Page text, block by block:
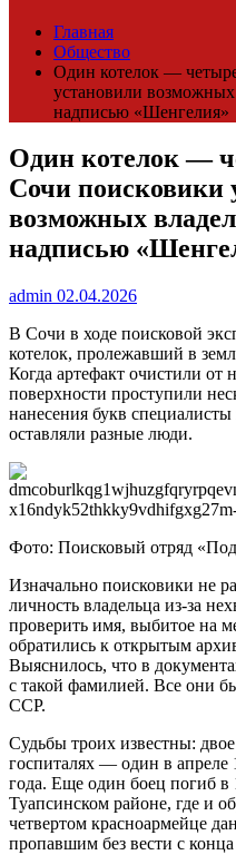
Главная
Общество
Один котелок —
установили
надписью «Шенгелия»
Один котелок —
Сочи поисковики
возможных
надписью
admin 02.04.2026
В Сочи в ходе поисковой
котелок, пролежавший в
Когда артефакт очистили от
поверхности проступили
нанесения букв
оставляли разные люди.
Фото: Поисковый отряд
Изначально поисковики не
личность владельца из-за
проверить имя, выбитое на
обратились к открытым
Выяснилось, что в
с такой фамилией. Все они
ССР.
Судьбы троих известны:
госпиталях — один в апреле
года. Еще один боец погиб
Туапсинском районе, где и
четвертом красноармейце
пропавшим без вести с конца